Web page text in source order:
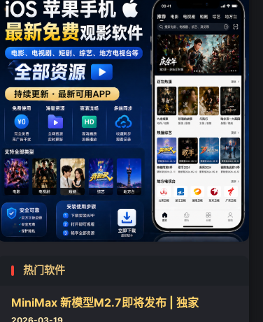
热门软件
MiniMax 新模型M2.7即将发布 | 独家